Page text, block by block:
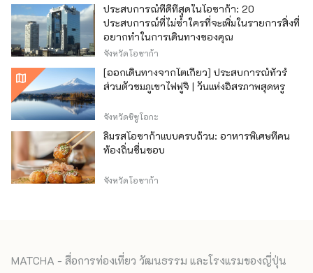
ประสบการณ์ที่ดีที่สุดในโอซาก้า: 20
ประสบการณ์ที่ไม่ซ้ำใครที่จะเพิ่มในรายการสิ่งที่
อยากทำในการเดินทางของคุณ
จังหวัดโอซาก้า
[ออกเดินทางจากโตเกียว] ประสบการณ์ทัวร์
ส่วนตัวชมภูเขาไฟฟูจิ | วันแห่งอิสรภาพสุดหรู
จังหวัดชิซูโอกะ
ลิ้มรสโอซาก้าแบบครบถ้วน: อาหารพิเศษที่คน
ท้องถิ่นชื่นชอบ
จังหวัดโอซาก้า
MATCHA - สื่อการท่องเที่ยว วัฒนธรรม และโรงแรมของญี่ปุ่น